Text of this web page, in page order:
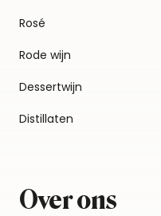
Rosé
Rode wijn
Dessertwijn
Distillaten
Over ons